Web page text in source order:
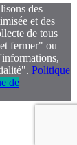
des
et des
de tous
fermer" ou
Politique
de